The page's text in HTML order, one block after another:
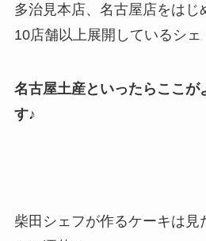
多治見本店、名古屋店をはじ
10店舗以上展開しているシェ
名古屋土産といったらここが
す♪
柴田シェフが作るケーキは見